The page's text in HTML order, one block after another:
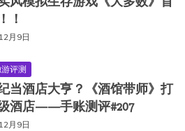
！
月9日
评测
当酒店大亨？《酒馆带师》打
酒店——手账测评#207
月9日